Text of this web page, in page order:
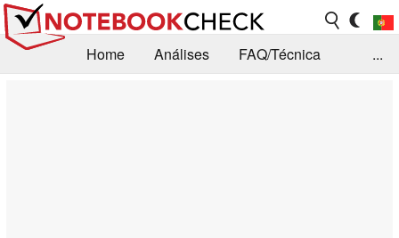
Home Análises
FAQ/Técnica
...